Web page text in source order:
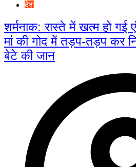
देश
शर्मनाक: रास्ते में खत्म हो
मां की गोद में तड़प-तड़प कर
बेटे की जान